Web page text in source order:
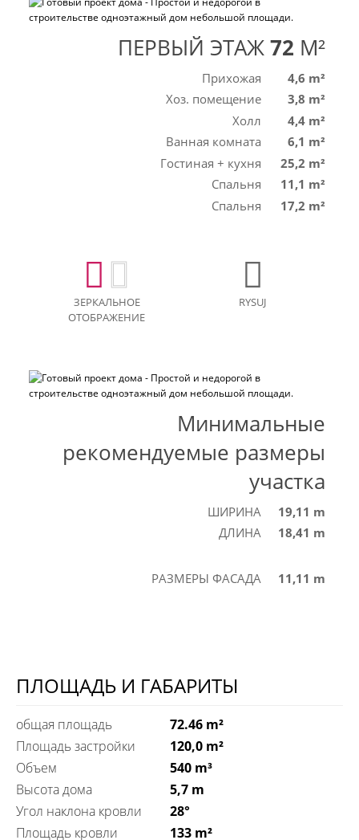
ПЕРВЫЙ ЭТАЖ72 M²
Прихожая
4,6 m²
Хоз. помещение
3,8 m²
Холл
4,4 m²
Ванная комната
6,1 m²
Гостиная + кухня
25,2 m²
Спальня
11,1 m²
Спальня
17,2 m²
ЗЕРКАЛЬНОЕ
ОТОБРАЖЕНИЕ
RYSUJ
Минимальные
рекомендуемые размеры
участка
ШИРИНА
19,11 m
ДЛИНА
18,41 m
РАЗМЕРЫ ФАСАДА 11,11 m
ПЛОЩАДЬ И ГАБАРИТЫ
общая площадь
72.46 m²
Площадь застройки
120,0 m²
Объем
540 m³
Высота дома
5,7 m
Угол наклона кровли
28°
Площадь кровли
133 m²